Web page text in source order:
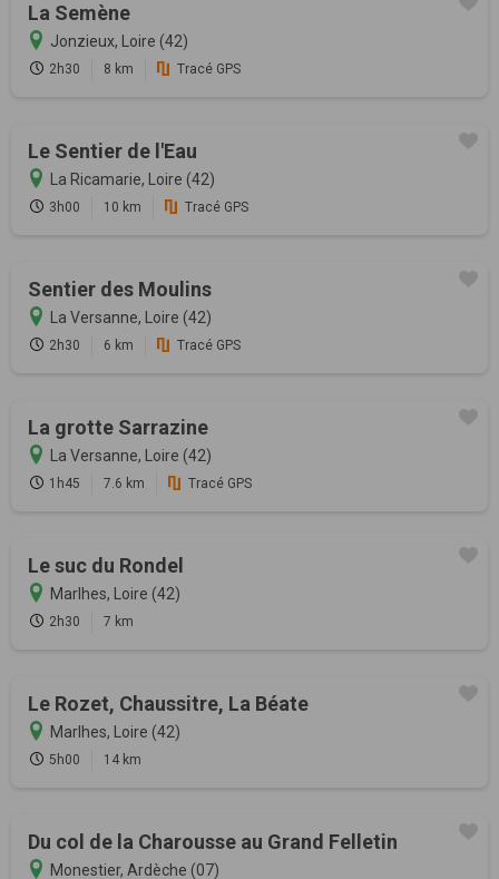
La Semène
Jonzieux, Loire (42)
2h30 8 km Tracé GPS
Le Sentier de l'Eau
La Ricamarie, Loire (42)
3h00 10 km Tracé GPS
Sentier des Moulins
La Versanne, Loire (42)
2h30 6 km Tracé GPS
La grotte Sarrazine
La Versanne, Loire (42)
1h45 7.6 km Tracé GPS
Le suc du Rondel
Marlhes, Loire (42)
2h30 7 km
Le Rozet, Chaussitre, La Béate
Marlhes, Loire (42)
5h00 14 km
Du col de la Charousse au Grand Felletin
Monestier, Ardèche (07)